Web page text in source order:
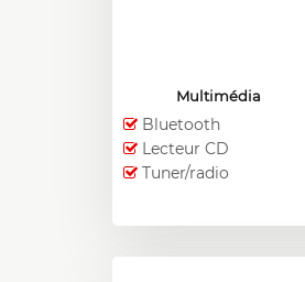
Multimédia
Bluetooth
Lecteur CD
Tuner/radio